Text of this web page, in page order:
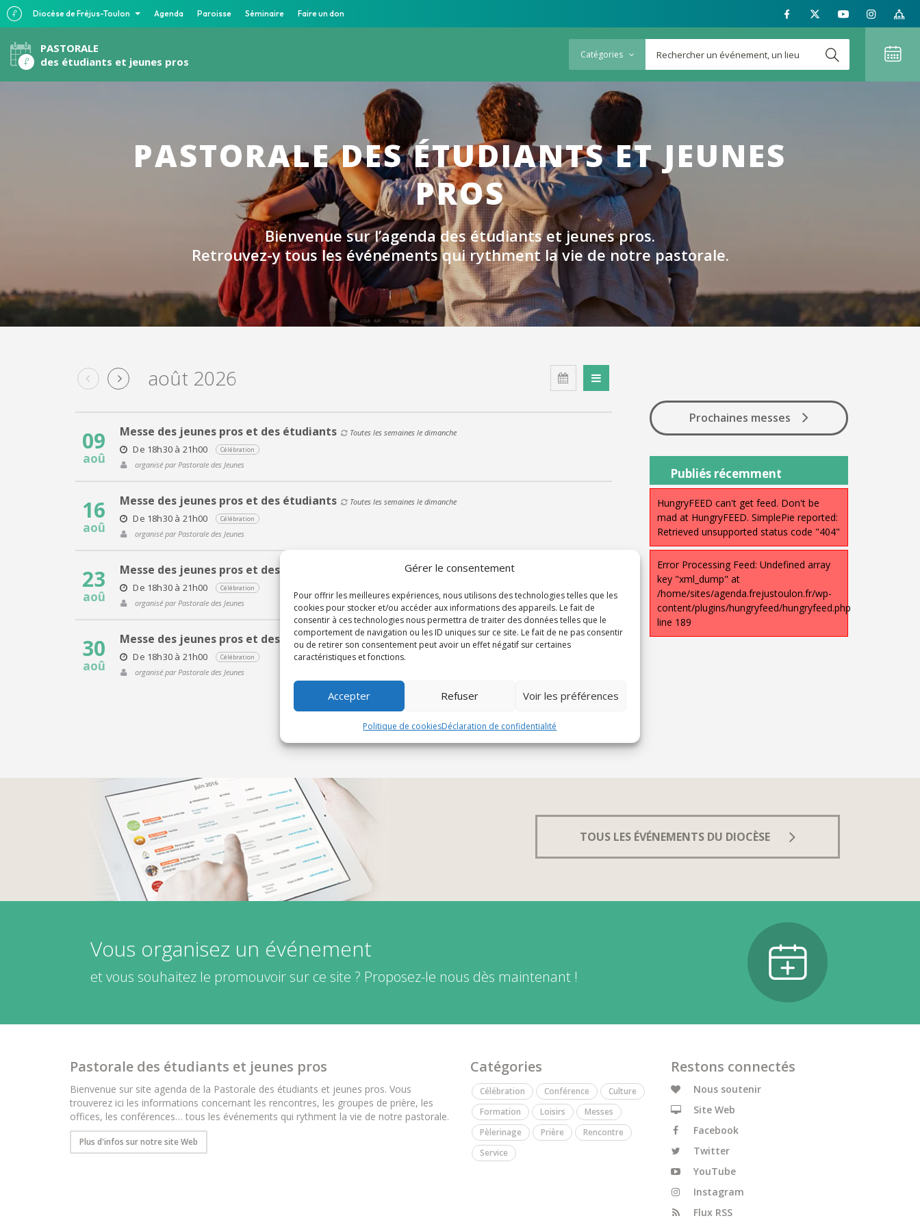
Diocèse de Fréjus-Toulon Agenda Paroisse Séminaire Faire un don
Gérer le consentement
Pour offrir les meilleures expériences, nous utilisons des technologies telles que les
cookies pour stocker et/ou accéder aux informations des appareils. Le fait de
consentir à ces technologies nous permettra de traiter des données telles que le
comportement de navigation ou les ID uniques sur ce site. Le fait de ne pas consentir
ou de retirer son consentement peut avoir un effet négatif sur certaines
caractéristiques et fonctions.
Accepter Refuser Voir les préférences
Politique de cookiesDéclaration de confidentialité
PASTORALE
des étudiants et jeunes pros
Catégories
PASTORALE DES ÉTUDIANTS ET JEUNES
PROS
Bienvenue sur l’agenda des étudiants et jeunes pros.
Retrouvez-y tous les événements qui rythment la vie de notre pastorale.
août 2026
09
aoû
Messe des jeunes pros et des étudiants Toutes les semaines le dimanche
De 18h30 à 21h00 Célébration
organisé par Pastorale des Jeunes
16
aoû
Messe des jeunes pros et des étudiants Toutes les semaines le dimanche
De 18h30 à 21h00 Célébration
organisé par Pastorale des Jeunes
23
aoû
Messe des jeunes pros et des étudiants Toutes les semaines le dimanche
De 18h30 à 21h00 Célébration
organisé par Pastorale des Jeunes
30
aoû
Messe des jeunes pros et des étudiants Toutes les semaines le dimanche
De 18h30 à 21h00 Célébration
organisé par Pastorale des Jeunes
Prochaines messes
Publiés récemment
HungryFEED can't get feed. Don't be
mad at HungryFEED. SimplePie reported:
Retrieved unsupported status code "404"
Error Processing Feed: Undefined array
key "xml_dump" at
/home/sites/agenda.frejustoulon.fr/wp-
content/plugins/hungryfeed/hungryfeed.php
line 189
TOUS LES ÉVÉNEMENTS DU DIOCÈSE
Vous organisez un événement
et vous souhaitez le promouvoir sur ce site ? Proposez-le nous dès maintenant !
Pastorale des étudiants et jeunes pros
Bienvenue sur site agenda de la Pastorale des étudiants et jeunes pros. Vous
trouverez ici les informations concernant les rencontres, les groupes de prière, les
offices, les conférences… tous les événements qui rythment la vie de notre pastorale.
Plus d'infos sur notre site Web
Catégories
Célébration Conférence
Culture
Formation
Loisirs
Messes
Pèlerinage
Prière
Rencontre
Service
Restons connectés
Nous soutenir
Site Web
Facebook
Twitter
YouTube
Instagram
Flux RSS